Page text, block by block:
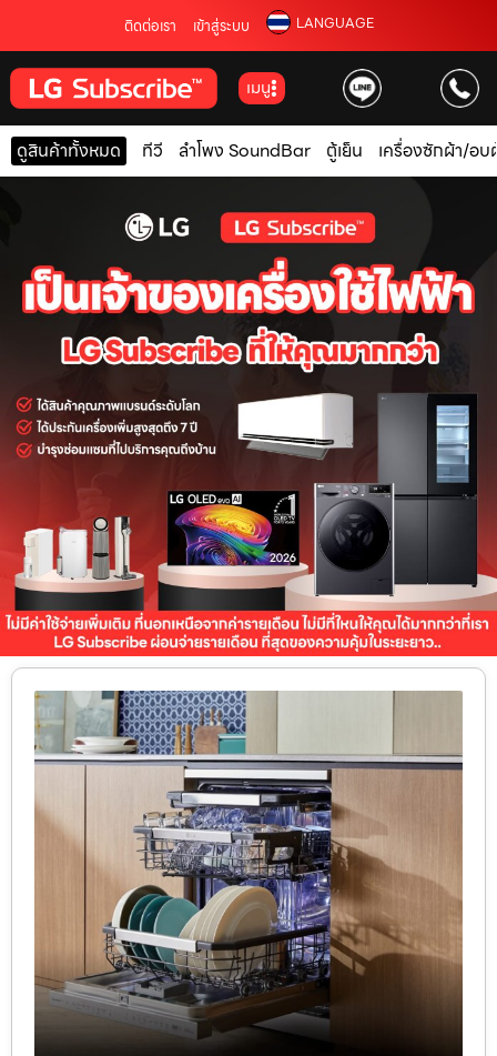
ติดต่อเรา เข้าสู่ระบบ LANGUAGE
เมนู
ดูสินค้าทั้งหมด ทีวี ลำโพง SoundBar ตู้เย็น เครื่องซักผ้า/อบ